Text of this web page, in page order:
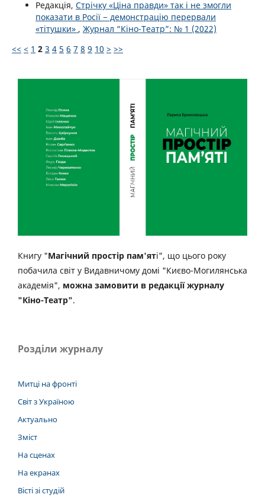
Редакція, Стрічку «Ціна правди» так і не змогли
показати в Росії − демонстрацію перервали
«тітушки» , Журнал “Кіно-Театр”: № 1 (2022)
<< < 1 2 3 4 5 6 7 8 9 10 > >>
Книгу "Магічний простір пам'яті", що цього року
побачила світ у Видавничому домі "Києво-Могилянська
академія", можна замовити в редакції журналу
"Кіно-Театр".
Розділи журналу
Митці на фронті
Світ з Україною
Актуально
Зміст
На сценах
На екранах
Вісті зі студій